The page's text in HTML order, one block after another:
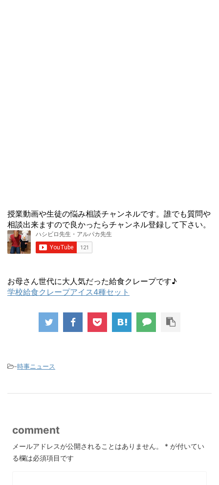
授業動画や生徒の悩み相談チャンネルです。誰でも質問や
相談出来ますので良かったらチャンネル登録して下さい。
お母さん世代に大人気だった給食クレープです♪
学校給食クレープアイス4種セット
-時事ニュース
comment
メールアドレスが公開されることはありません。 * が付いてい
る欄は必須項目です